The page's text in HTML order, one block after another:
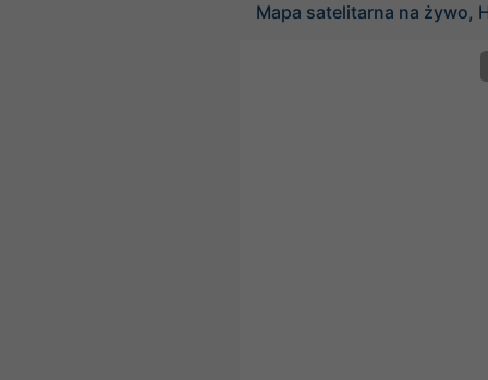
Mapa satelitarna na żywo,